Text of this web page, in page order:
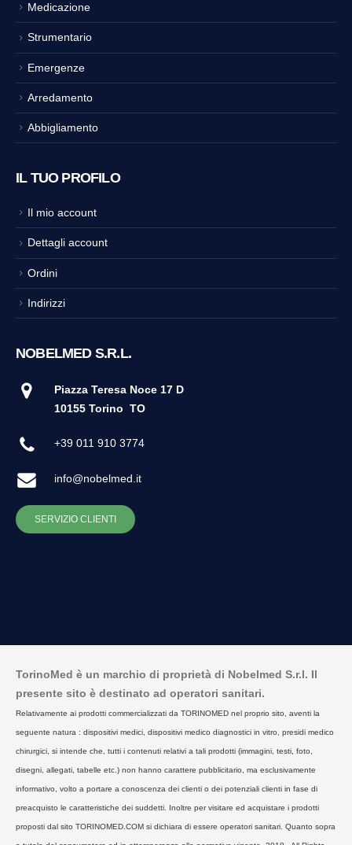
Medicazione
Strumentario
Emergenze
Arredamento
Abbigliamento
IL TUO PROFILO
Il mio account
Dettagli account
Ordini
Indirizzi
NOBELMED S.R.L.
Piazza Teresa Noce 17 D
10155 Torino TO
+39 011 910 3774
info@nobelmed.it
SERVIZIO CLIENTI
TorinoMed è un marchio di proprietà di Nobelmed S.r.l. Il
presente sito è destinato ad operatori sanitari.
Relativamente ai prodotti commercializzati da TORINOMED nel proprio sito, aventi la
seguente natura : dispositivi medici, dispositivi medico diagnostici in vitro, presidi medico
chirurgici, si intende che, tutti i contenuti relativi a tali prodotti (immagini, testi, foto,
disegni, allegati, tabelle etc.) non hanno carattere pubblicitario, ma esclusivamente
informativo, volto a portare a conoscenza dei clienti o dei potenziali clienti in fase di
preacquisto le caratteristiche dei suddetti. Inoltre per visitare ed acquistare i prodotti
proposti dal sito TORINOMED.COM si dichiara di essere operatori sanitari. Quanto sopra